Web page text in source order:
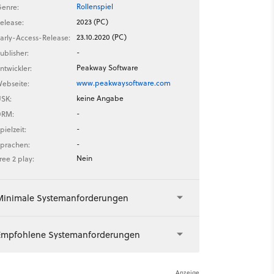
Rollenspiel
2023 (PC)
Access-Release:
23.10.2020 (PC)
-
Peakway Software
www.peakwaysoftware.com
keine Angabe
-
-
-
2 play:
Nein
Systemanforderungen
Systemanforderungen